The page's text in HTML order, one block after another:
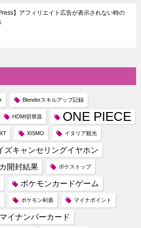
】アフィリエイト広告が表示されない時の
Blenderスキルアップ記録
HDMI切替器 ONE PIECE
XISMO イタリア観光
ズキャンセリングイヤホン
開封結果 ポケストップ
ポケモンカードゲーム
ポケモン剣盾 マイナポイント
マイナンバーカード